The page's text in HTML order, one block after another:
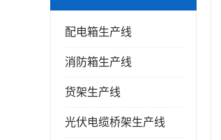
配电箱生产线
消防箱生产线
货架生产线
光伏电缆桥架生产线